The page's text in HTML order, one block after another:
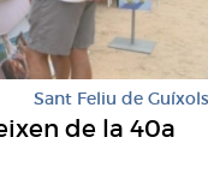
Sant Feliu de Guíxols
de la 40a